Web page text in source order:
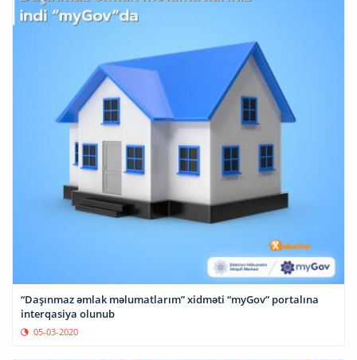
“Daşınmaz əmlak məlumatlarım” xidməti “myGov” portalına
interqasiya olunub
05-03-2020